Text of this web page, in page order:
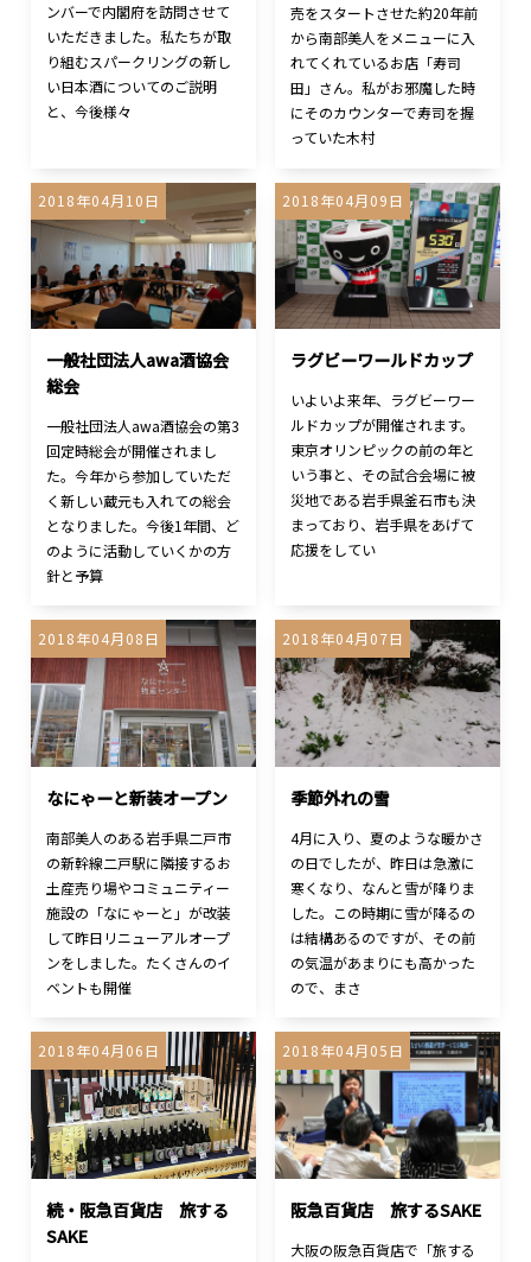
ンバーで内閣府を訪問させて
いただきました。私たちが取
り組むスパークリングの新し
い日本酒についてのご説明
と、今後様々
売をスタートさせた約20年前
から南部美人をメニューに入
れてくれているお店「寿司
田」さん。私がお邪魔した時
にそのカウンターで寿司を握
っていた木村
2018年04月10日
一般社団法人awa酒協会
総会
一般社団法人awa酒協会の第3
回定時総会が開催されまし
た。今年から参加していただ
く新しい蔵元も入れての総会
となりました。今後1年間、ど
のように活動していくかの方
針と予算
2018年04月09日
ラグビーワールドカップ
いよいよ来年、ラグビーワー
ルドカップが開催されます。
東京オリンピックの前の年と
いう事と、その試合会場に被
災地である岩手県釜石市も決
まっており、岩手県をあげて
応援をしてい
2018年04月08日
なにゃーと新装オープン
南部美人のある岩手県二戸市
の新幹線二戸駅に隣接するお
土産売り場やコミュニティー
施設の「なにゃーと」が改装
して昨日リニューアルオープ
ンをしました。たくさんのイ
ベントも開催
2018年04月07日
季節外れの雪
4月に入り、夏のような暖かさ
の日でしたが、昨日は急激に
寒くなり、なんと雪が降りま
した。この時期に雪が降るの
は結構あるのですが、その前
の気温があまりにも高かった
ので、まさ
2018年04月06日
続・阪急百貨店 旅する
SAKE
2018年04月05日
阪急百貨店 旅するSAKE
大阪の阪急百貨店で「旅する